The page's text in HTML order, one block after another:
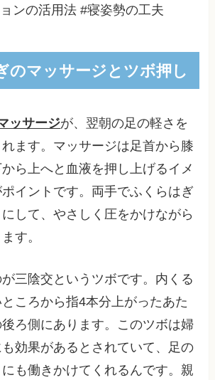
ンの活用法 #寝姿勢の工夫
のマッサージとツボ押し
ッサージが、翌朝の足の軽さを
ます。マッサージは足首から膝
ら上へと血液を押し上げるイメ
イントです。両手でふくらはぎ
して、やさしく圧をかけながら
す。
三陰交というツボです。内くる
ころから指4本分上がったあた
ろ側にあります。このツボは婦
効果があるとされていて、足の
も働きかけてくれるんです。親